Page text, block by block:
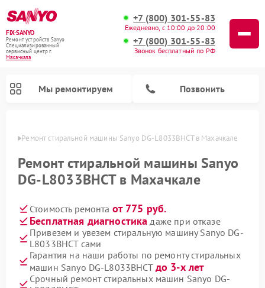
FIX-SANYO
Ремонт устройств Sanyo
Специализированный
cервисный центр г.
Махачкала
+7 (800) 301-55-83
Ежедневно, с 10:00 до 20:00
+7 (800) 301-55-83
Звонок бесплатный по РФ
Мы ремонтируем Позвонить
Ремонт стиральной машины Sanyo DG-L8033BHCT в Махачкале
Ремонт стиральной машины Sanyo
DG-L8033BHCT в Махачкале
Стоимость ремонта от 775 руб.
Бесплатная диагностика даже при отказе
Привезем и увезем стиральную машину Sanyo DG-
L8033BHCT сами
Гарантия на наши работы по ремонту стиральных
машин Sanyo DG-L8033BHCT до 3-х лет
Срочный ремонт стиральных машин Sanyo DG-